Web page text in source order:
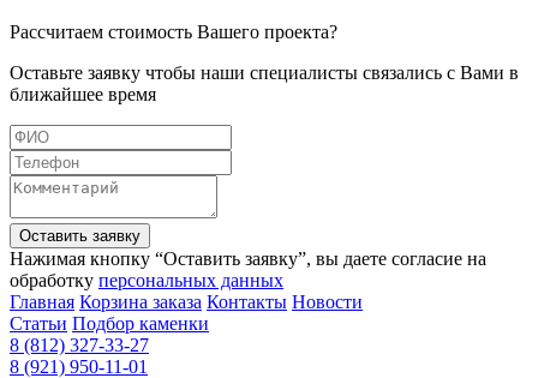
Рассчитаем стоимость Вашего проекта?
Оставьте заявку чтобы наши специалисты связались с Вами в
ближайшее время
Оставить заявку
Нажимая кнопку “Оставить заявку”, вы даете согласие на
обработку персональных данных
Главная Корзина заказа Контакты Новости
Статьи Подбор каменки
8 (812) 327-33-27
8 (921) 950-11-01